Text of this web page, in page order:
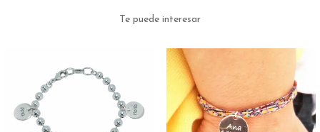
Te puede interesar